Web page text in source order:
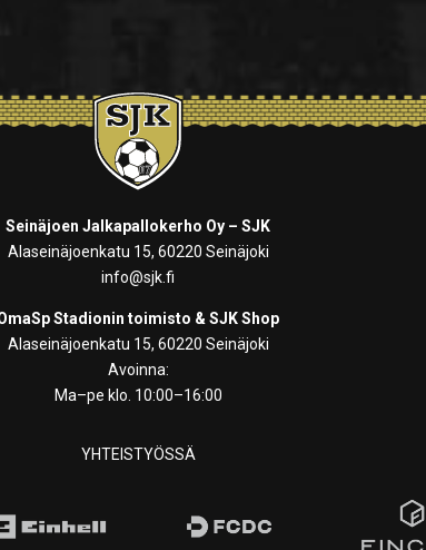
Seinäjoen Jalkapallokerho Oy – SJK
Alaseinäjoenkatu 15, 60220 Seinäjoki
info@sjk.fi
Stadionin toimisto & SJK Shop
Alaseinäjoenkatu 15, 60220 Seinäjoki
Avoinna:
Ma–pe klo. 10:00–16:00
YHTEISTYÖSSÄ